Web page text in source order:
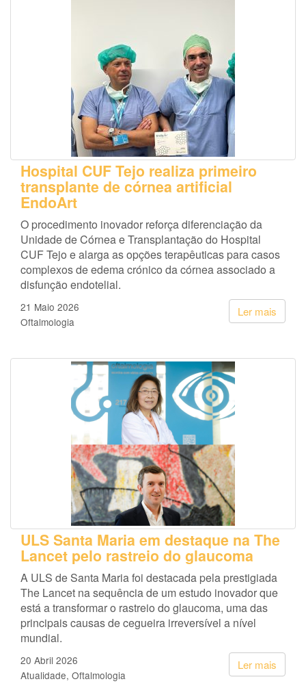
Hospital CUF Tejo realiza primeiro
transplante de córnea artificial
EndoArt
O procedimento inovador reforça diferenciação da
Unidade de Córnea e Transplantação do Hospital
CUF Tejo e alarga as opções terapêuticas para casos
complexos de edema crónico da córnea associado a
disfunção endotelial.
Ler mais
21 Maio 2026
Oftalmologia
ULS Santa Maria em destaque na The
Lancet pelo rastreio do glaucoma
A ULS de Santa Maria foi destacada pela prestigiada
The Lancet na sequência de um estudo inovador que
está a transformar o rastreio do glaucoma, uma das
principais causas de cegueira irreversível a nível
mundial.
Ler mais
20 Abril 2026
Atualidade Oftalmologia